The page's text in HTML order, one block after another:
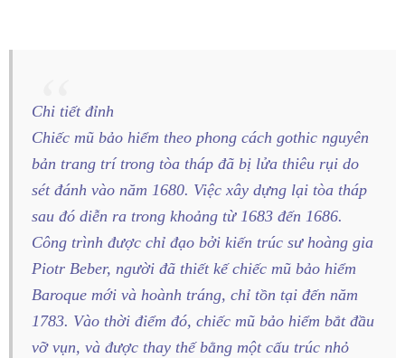
Chi tiết đỉnh
Chiếc mũ bảo hiểm theo phong cách gothic nguyên
bản trang trí trong tòa tháp đã bị lửa thiêu rụi do
sét đánh vào năm 1680. Việc xây dựng lại tòa tháp
sau đó diễn ra trong khoảng từ 1683 đến 1686.
Công trình được chỉ đạo bởi kiến trúc sư hoàng gia
Piotr Beber, người đã thiết kế chiếc mũ bảo hiểm
Baroque mới và hoành tráng, chỉ tồn tại đến năm
1783. Vào thời điểm đó, chiếc mũ bảo hiểm bắt đầu
vỡ vụn, và được thay thế bằng một cấu trúc nhỏ